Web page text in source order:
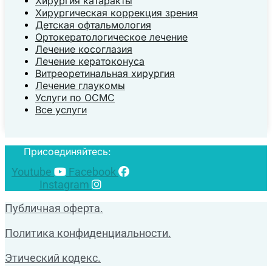
Хирургическая коррекция зрения
Детская офтальмология
Ортокератологическое лечение
Лечение косоглазия
Лечение кератоконуса
Витреоретинальная хирургия
Лечение глаукомы
Услуги по ОСМС
Все услуги
Присоединяйтесь:
Youtube
Facebook
Instagram
Публичная оферта.
Политика конфиденциальности.
Этический кодекс.